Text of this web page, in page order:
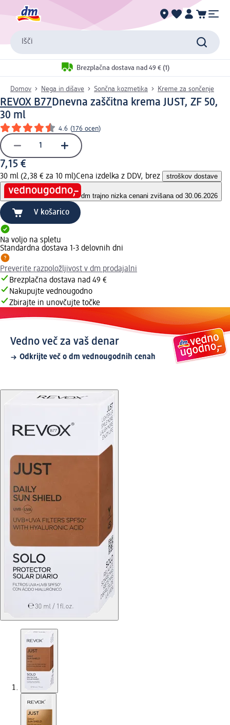
Išči
Brezplačna dostava nad 49 € (1)
Domov Nega in dišave Sončna kozmetika Kreme za sončenje
REVOX B77Dnevna zaščitna krema JUST, ZF 50,
30 ml
4.6 (176 ocen)
7,15 €
30 ml (2,38 € za 10 ml)Cena izdelka z DDV, brez stroškov dostave
dm trajno nizka cenani zvišana od 30.06.2026
V košarico
Na voljo na spletu
Standardna dostava 1-3 delovnih dni
Preverite razpoložljivost v dm prodajalni
Brezplačna dostava nad 49 €
Nakupujte vednougodno
Zbirajte in unovčujte točke
Vedno več za vaš denar
Odkrijte več o dm vednougodnih cenah